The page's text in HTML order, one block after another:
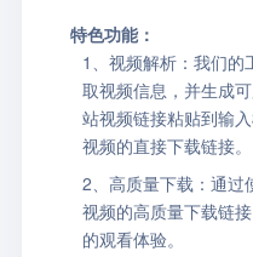
特色功能：
1、视频解析：我们的
取视频信息，并生成
站视频链接粘贴到输
视频的直接下载链接。
2、高质量下载：通过
视频的高质量下载链
的观看体验。